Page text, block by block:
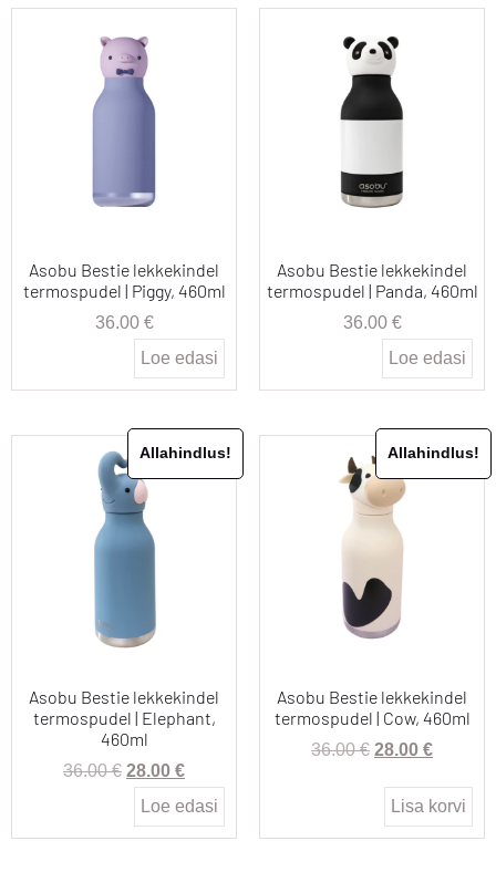
Asobu Bestie lekkekindel
termospudel | Piggy, 460ml
36.00 €
Loe edasi
Asobu Bestie lekkekindel
termospudel | Panda, 460ml
36.00 €
Loe edasi
Allahindlus!
Asobu Bestie lekkekindel
termospudel | Elephant,
460ml
36.00€ 28.00 €
Loe edasi
Allahindlus!
Asobu Bestie lekkekindel
termospudel | Cow, 460ml
36.00€ 28.00 €
Lisa korvi